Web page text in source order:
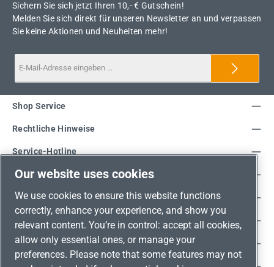
Sichern Sie sich jetzt Ihren 10,- € Gutschein!
Melden Sie sich direkt für unseren Newsletter an und verpassen
Sie keine Aktionen und Neuheiten mehr!
Service-Hotline
Shop Service
Rechtliche Hinweise
Unsere Vorteile
Versandarten
Zahlungsarten
Adresse
Our website uses cookies
We use cookies to ensure this website functions
correctly, enhance your experience, and show you
relevant content. You’re in control: accept all cookies,
allow only essential ones, or manage your
preferences. Please note that some features may not